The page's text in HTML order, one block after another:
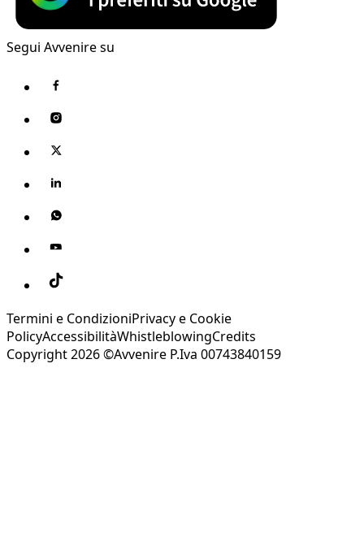
Segui Avvenire su
Termini e CondizioniPrivacy e Cookie
PolicyAccessibilitàWhistleblowingCredits
Copyright 2026 ©Avvenire P.Iva 00743840159